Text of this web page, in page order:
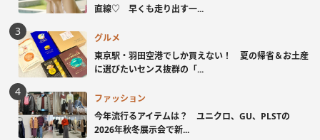
直線♡ 早くも走り出す一...
グルメ
東京駅・羽田空港でしか買えない！ 夏の帰省＆お土産
に選びたいセンス抜群の「...
ファッション
今年流行るアイテムは？ ユニクロ、GU、PLSTの
2026年秋冬展示会で新...